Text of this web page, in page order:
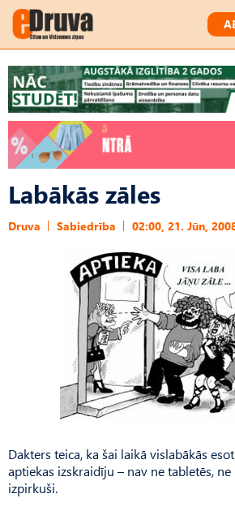
Labākās zāles
Druva Sabiedrība 02:00, 21. Jūn,
Dakters teica, ka šai laikā vislabākās
aptiekas izskraidīju – nav ne tabletēs,
izpirkuši.